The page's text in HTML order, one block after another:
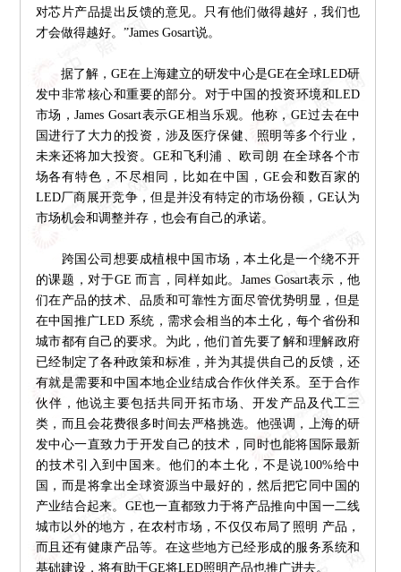
对芯片产品提出反馈的意见。只有他们做得越好，我们也
才会做得越好。”James Gosart说。
据了解，GE在上海建立的研发中心是GE在全球LED研
发中非常核心和重要的部分。对于中国的投资环境和LED
市场，James Gosart表示GE相当乐观。他称，GE过去在中
国进行了大力的投资，涉及医疗保健、照明等多个行业，
未来还将加大投资。GE和飞利浦 、欧司朗 在全球各个市
场各有特色，不尽相同，比如在中国，GE会和数百家的
LED厂商展开竞争，但是并没有特定的市场份额，GE认为
市场机会和调整并存，也会有自己的承诺。
跨国公司想要成植根中国市场，本土化是一个绕不开
的课题，对于GE 而言，同样如此。James Gosart表示，他
们在产品的技术、品质和可靠性方面尽管优势明显，但是
在中国推广LED 系统，需求会相当的本土化，每个省份和
城市都有自己的要求。为此，他们首先要了解和理解政府
已经制定了各种政策和标准，并为其提供自己的反馈，还
有就是需要和中国本地企业结成合作伙伴关系。至于合作
伙伴，他说主要包括共同开拓市场、开发产品及代工三
类，而且会花费很多时间去严格挑选。他强调，上海的研
发中心一直致力于开发自己的技术，同时也能将国际最新
的技术引入到中国来。他们的本土化，不是说100%给中
国，而是将拿出全球资源当中最好的，然后把它同中国的
产业结合起来。GE也一直都致力于将产品推向中国一二线
城市以外的地方，在农村市场，不仅仅布局了照明 产品，
而且还有健康产品等。在这些地方已经形成的服务系统和
基础建设，将有助于GE将LED照明产品也推广进去。